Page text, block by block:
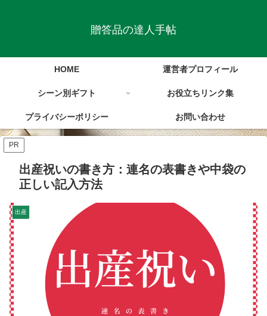
贈答品の達人手帖
HOME 運営者プロフィール
シーン別ギフト お役立ちリンク集
プライバシーポリシー お問い合わせ
PR
出産祝いの書き方：連名の表書きや中袋の
正しい記入方法
出産